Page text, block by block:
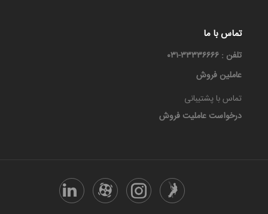
تماس با ما
تلفن : ۳۳۳۳۶۶۶۶-۰۳۱
عاملین فروش
تماس با پشتیبانی
درخواست عاملیت فروش